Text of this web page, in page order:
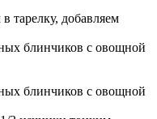
тарелку, добавляем